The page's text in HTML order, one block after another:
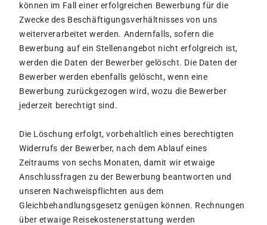
können im Fall einer erfolgreichen Bewerbung für die
Zwecke des Beschäftigungsverhältnisses von uns
weiterverarbeitet werden. Andernfalls, sofern die
Bewerbung auf ein Stellenangebot nicht erfolgreich ist,
werden die Daten der Bewerber gelöscht. Die Daten der
Bewerber werden ebenfalls gelöscht, wenn eine
Bewerbung zurückgezogen wird, wozu die Bewerber
jederzeit berechtigt sind.
Die Löschung erfolgt, vorbehaltlich eines berechtigten
Widerrufs der Bewerber, nach dem Ablauf eines
Zeitraums von sechs Monaten, damit wir etwaige
Anschlussfragen zu der Bewerbung beantworten und
unseren Nachweispflichten aus dem
Gleichbehandlungsgesetz genügen können. Rechnungen
über etwaige Reisekostenerstattung werden